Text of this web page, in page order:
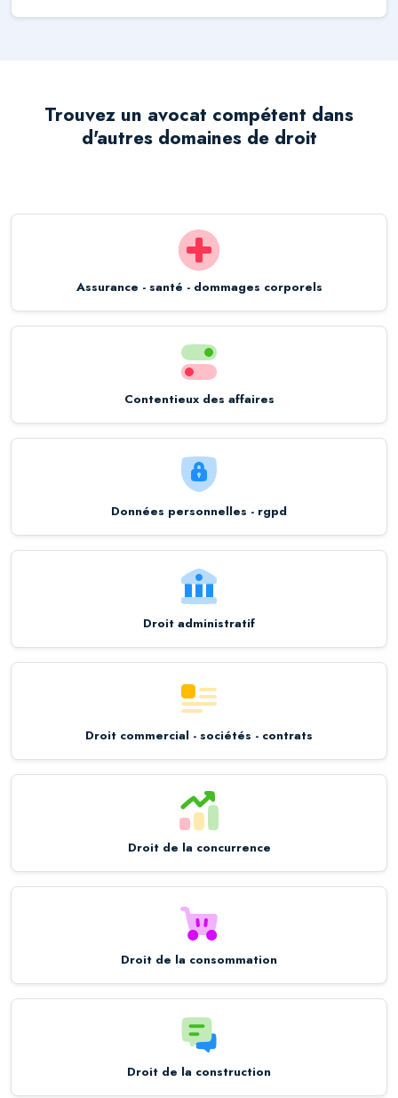
Trouvez un avocat compétent dans
d'autres domaines de droit
Assurance - santé - dommages corporels
Contentieux des affaires
Données personnelles - rgpd
Droit administratif
Droit commercial - sociétés - contrats
Droit de la concurrence
Droit de la consommation
Droit de la construction